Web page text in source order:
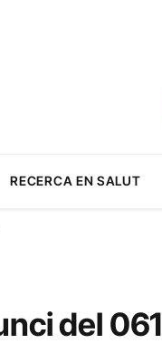
RECERCA EN SALUT
del 061